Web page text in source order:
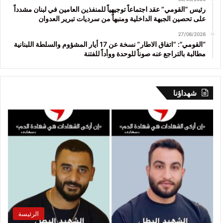
رئيس “القومي” عقد اجتماعاً توجيهياً للمنفذين العامين في لبنان مشدداً
على تحصين الجبهة الداخلية ومنبهاً من سرديات تبرير العدوان
27/06/2026
“القومي”: “اتفاق الاطار” نسخة عن 17 أيار المشؤوم والسلطة اللبنانية
مطالبة بالتراجع عنه صوناً للوحدة ووأداً للفتنة
شهداؤنا
الرئيسة